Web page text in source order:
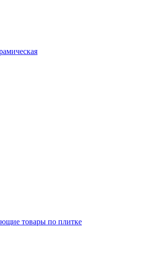
товары по плитке